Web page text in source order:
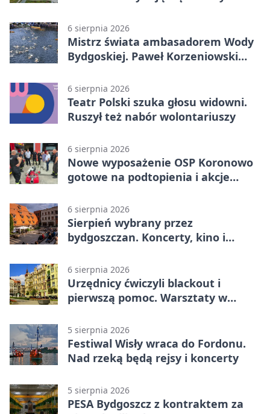
6 sierpnia 2026
Mistrz świata ambasadorem Wody
Bydgoskiej. Paweł Korzeniowski
6 sierpnia 2026
Teatr Polski szuka głosu widowni.
Ruszył też nabór wolontariuszy
6 sierpnia 2026
Nowe wyposażenie OSP Koronowo
gotowe na podtopienia i akcje
6 sierpnia 2026
Sierpień wybrany przez
bydgoszczan. Koncerty, kino i
6 sierpnia 2026
Urzędnicy ćwiczyli blackout i
pierwszą pomoc. Warsztaty w
5 sierpnia 2026
Festiwal Wisły wraca do Fordonu.
Nad rzeką będą rejsy i koncerty
5 sierpnia 2026
PESA Bydgoszcz z kontraktem za